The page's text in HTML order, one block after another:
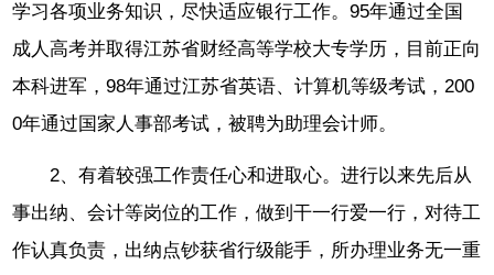
学习各项业务知识，尽快适应银行工作。95年通过全国
成人高考并取得江苏省财经高等学校大专学历，目前正向
本科进军，98年通过江苏省英语、计算机等级考试，200
0年通过国家人事部考试，被聘为助理会计师。
2、有着较强工作责任心和进取心。进行以来先后从
事出纳、会计等岗位的工作，做到干一行爱一行，对待工
作认真负责，出纳点钞获省行级能手，所办理业务无一重